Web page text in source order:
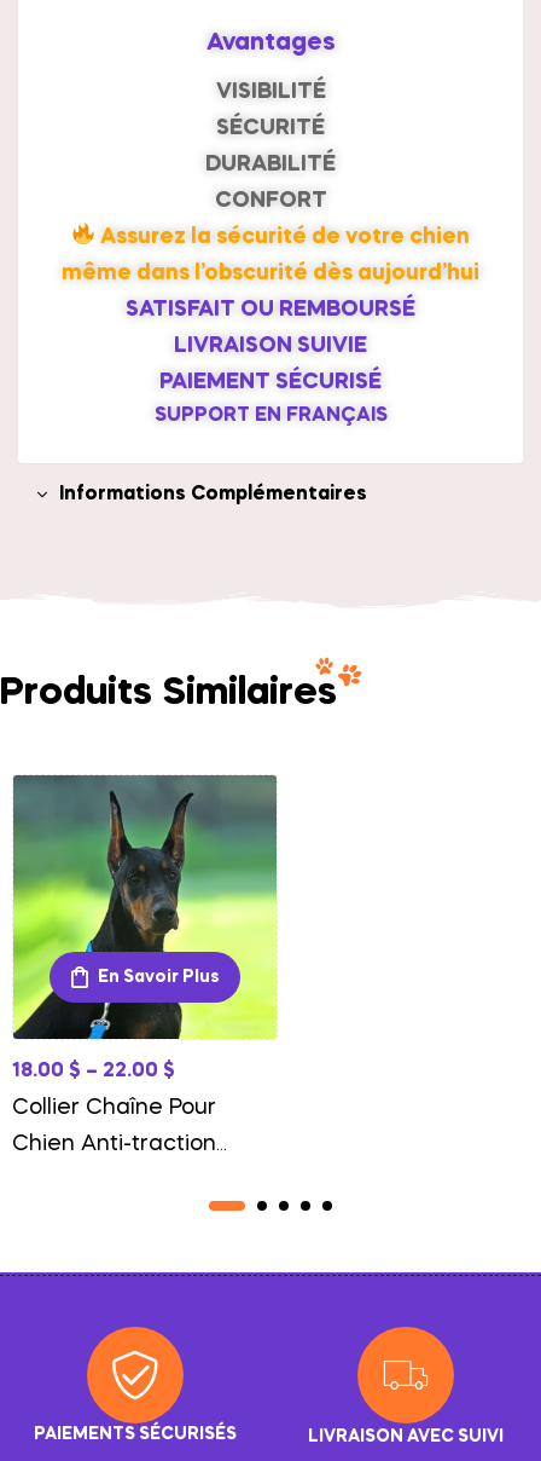
Avantages
VISIBILITÉ
SÉCURITÉ
DURABILITÉ
CONFORT
Assurez la sécurité de votre chien
même dans l’obscurité dès aujourd’hui
SATISFAIT OU REMBOURSÉ
LIVRAISON SUIVIE
PAIEMENT SÉCURISÉ
SUPPORT EN FRANÇAIS
Informations Complémentaires
Produits Similaires
En Savoir Plus
18.00 $ – 22.00 $
Collier Chaîne Pour
Chien Anti-traction
PAIEMENTS SÉCURISÉS LIVRAISON AVEC SUIVI